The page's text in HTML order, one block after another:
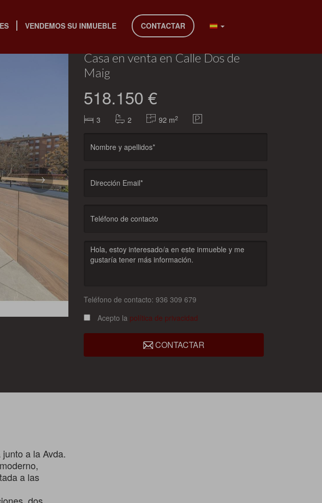
VENDEMOS SU INMUEBLE CONTACTAR
Anterior
Next
Casa en venta en Calle Dos de
Maig
518.150 €
3 2 92 m2
Nombre y apellidos*
Dirección Email*
Teléfono de contacto
Teléfono de contacto: 936 309 679
Acepto la política de privacidad
CONTACTAR
a la Avda.
a las
,dos